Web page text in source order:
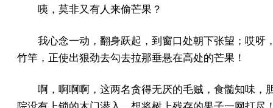
咦，莫非又有人来偷芒果？
我心念一动，翻身跃起，到窗口处朝下张望；哎呀
竹竿，正使出狠劲去勾去拉那垂悬在高处的芒果！
啊，啊啊啊，这两名贪得无厌的毛贼，食髓知味，